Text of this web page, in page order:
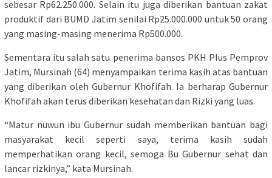
sebesar Rp62.250.000. Selain itu juga diberikan bantuan zakat
produktif dari BUMD Jatim senilai Rp25.000.000 untuk 50 orang
yang masing-masing menerima Rp500.000.
Sementara itu salah satu penerima bansos PKH Plus Pemprov
Jatim, Mursinah (64) menyampaikan terima kasih atas bantuan
yang diberikan oleh Gubernur Khofifah. Ia berharap Gubernur
Khofifah akan terus diberikan kesehatan dan Rizki yang luas.
“Matur nuwun ibu Gubernur sudah memberikan bantuan bagi
masyarakat kecil seperti saya, terima kasih sudah
memperhatikan orang kecil, semoga Bu Gubernur sehat dan
lancar rizkinya,” kata Mursinah.